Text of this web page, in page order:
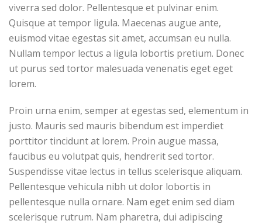
viverra sed dolor. Pellentesque et pulvinar enim.
Quisque at tempor ligula. Maecenas augue ante,
euismod vitae egestas sit amet, accumsan eu nulla.
Nullam tempor lectus a ligula lobortis pretium. Donec
ut purus sed tortor malesuada venenatis eget eget
lorem.
Proin urna enim, semper at egestas sed, elementum in
justo. Mauris sed mauris bibendum est imperdiet
porttitor tincidunt at lorem. Proin augue massa,
faucibus eu volutpat quis, hendrerit sed tortor.
Suspendisse vitae lectus in tellus scelerisque aliquam.
Pellentesque vehicula nibh ut dolor lobortis in
pellentesque nulla ornare. Nam eget enim sed diam
scelerisque rutrum. Nam pharetra, dui adipiscing